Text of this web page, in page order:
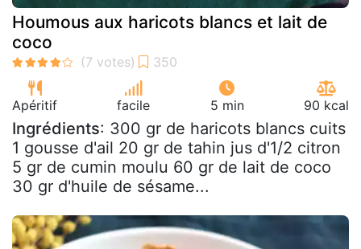
Houmous aux haricots blancs et lait de
coco
Apéritif facile 5 min 90 kcal
Ingrédients: 300 gr de haricots blancs cuits
1 gousse d'ail 20 gr de tahin jus d'1/2 citron
5 gr de cumin moulu 60 gr de lait de coco
30 gr d'huile de sésame...